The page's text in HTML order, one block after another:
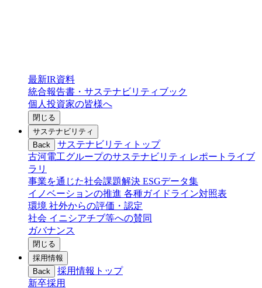
最新IR資料
統合報告書・サステナビリティブック
個人投資家の皆様へ
閉じる
サステナビリティ
Back
サステナビリティトップ
古河電工グループのサステナビリティ レポートライブ
ラリ
事業を通じた社会課題解決 ESGデータ集
イノベーションの推進 各種ガイドライン対照表
環境 社外からの評価・認定
社会 イニシアチブ等への賛同
ガバナンス
閉じる
採用情報
Back
採用情報トップ
新卒採用